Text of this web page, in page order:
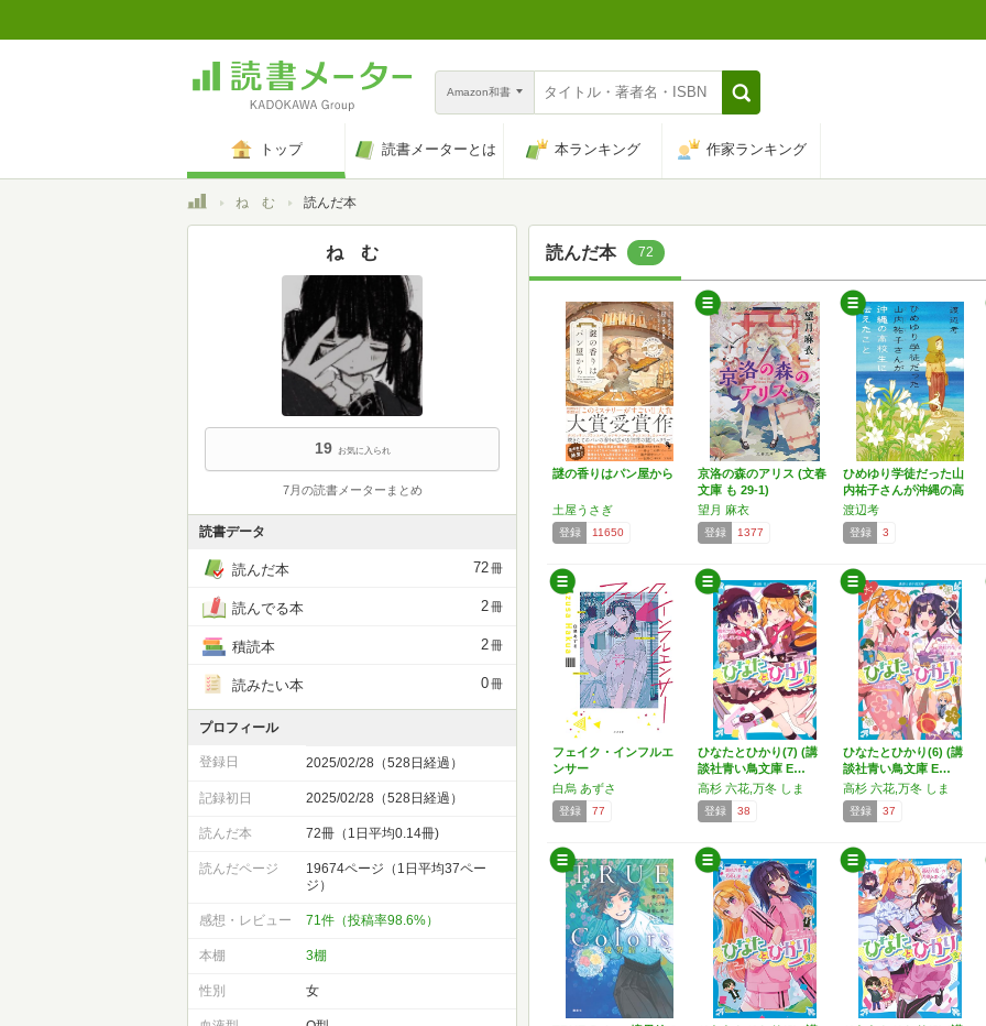
Amazon和書
トップ 読書メーターとは 本ランキング 作家ランキング
トップね む 読んだ本
読んだ本 72
謎の香りはパン屋から
土屋うさぎ
登録 11650
京洛の森のアリス (文春
文庫 も 29-1)
望月 麻衣
登録 1377
ひめゆり学徒だった山
内祐子さんが沖縄の高
校生…
渡辺考
登録 3
フェイク・インフルエ
ンサー
白烏 あずさ
登録 77
ひなたとひかり(7) (講
談社青い鳥文庫 E…
高杉 六花,万冬 しま
登録 38
ひなたとひかり(6) (講
談社青い鳥文庫 E…
高杉 六花,万冬 しま
登録 37
ね む
19 お気に入られ
7月の読書メーターまとめ
読書データ
読んだ本 72冊
読んでる本 2冊
積読本 2冊
読みたい本 0冊
プロフィール
登録日 2025/02/28（528日経過）
記録初日 2025/02/28（528日経過）
読んだ本 72冊（1日平均0.14冊)
読んだページ
19674ページ（1日平均37ペー
ジ）
感想・レビュー 71件（投稿率98.6%）
本棚 3棚
性別 女